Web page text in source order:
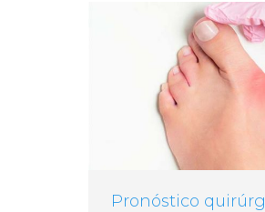
Pronóstico